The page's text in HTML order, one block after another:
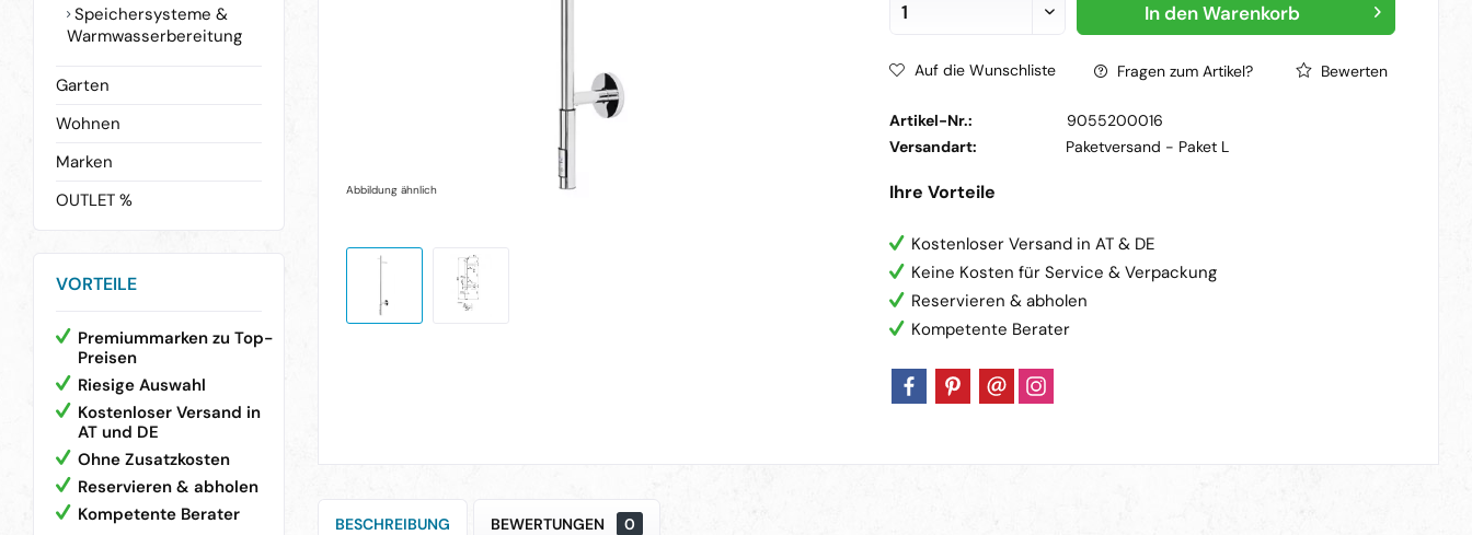
Speichersysteme &
Warmwasserbereitung
Garten
Wohnen
Marken
OUTLET %
VORTEILE
Premiummarken zu Top-
Preisen
Riesige Auswahl
Kostenloser Versand in
AT und DE
Ohne Zusatzkosten
Reservieren & abholen
Kompetente Berater
Abbildung ähnlich
In denWarenkorb
Auf die Wunschliste Fragen zum Artikel? Bewerten
Artikel-Nr.:
9055200016
Versandart:
Paketversand - Paket L
Ihre Vorteile
Kostenloser Versand in AT & DE
Keine Kosten für Service & Verpackung
Reservieren & abholen
Kompetente Berater
BESCHREIBUNG BEWERTUNGEN 0